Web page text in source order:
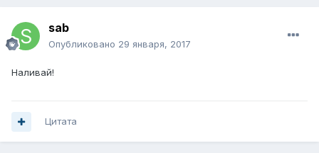
sab
Опубликовано 29 января, 2017
Наливай!
Цитата